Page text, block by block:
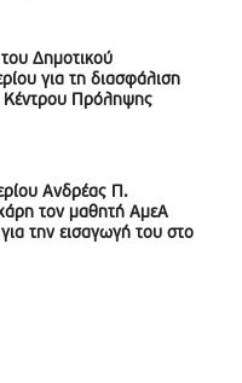
Δημοτικού
για τη διασφάλιση
Κέντρου Πρόληψης
Ανδρέας Π.
τον μαθητή ΑμεΑ
την εισαγωγή του στο